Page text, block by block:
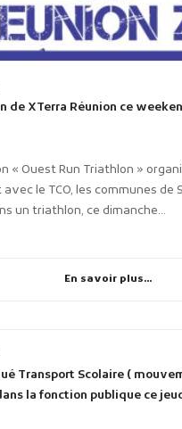
de XTerra Réunion ce
« Ouest Run Triathlon »
le TCO, les communes de
un triathlon, ce dimanche...
En savoir plus...
Transport Scolaire (
la fonction publique ce